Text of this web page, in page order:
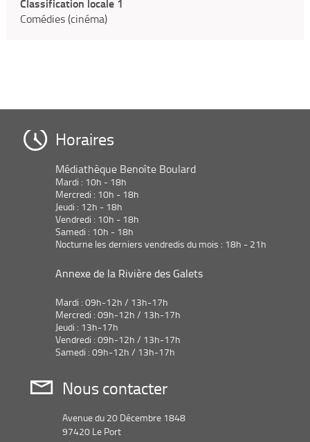
Comédies (cinéma)
Horaires
Médiathèque Benoîte Boulard
Mardi : 10h - 18h
Mercredi : 10h - 18h
Jeudi : 12h - 18h
Vendredi : 10h - 18h
Samedi : 10h - 18h
Nocturne les derniers vendredis du mois : 18h - 21h
Annexe de la Rivière des Galets
Mardi : 09h-12h / 13h-17h
Mercredi : 09h-12h / 13h-17h
Jeudi : 13h-17h
Vendredi : 09h-12h / 13h-17h
Samedi : 09h-12h / 13h-17h
Nous contacter
Avenue du 20 Décembre 1848
97420 Le Port